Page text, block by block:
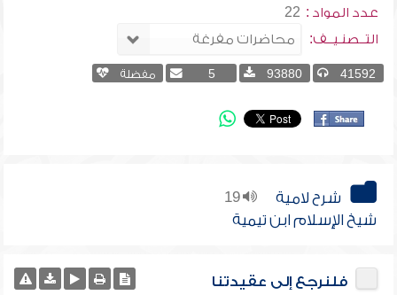
عدد المواد : 22
التــصنـيــف:
41592
93880
5 مفضلة
19
شرح لامية
شيخ الإسلام ابن تيمية
فلنرجع إلى عقيدتنا